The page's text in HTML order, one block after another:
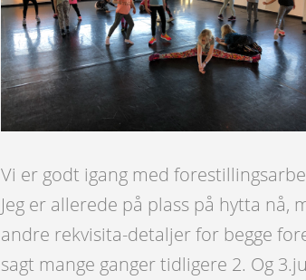
Vi er godt igang med
Jeg er allerede på plass på hytta
andre rekvisita-detaljer for begge
sagt mange ganger tidligere 2. Og